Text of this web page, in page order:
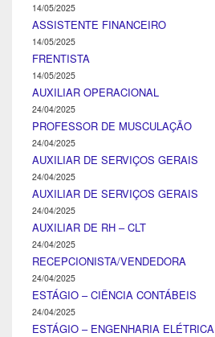
14/05/2025
ASSISTENTE FINANCEIRO
14/05/2025
FRENTISTA
14/05/2025
AUXILIAR OPERACIONAL
24/04/2025
PROFESSOR DE MUSCULAÇÃO
24/04/2025
AUXILIAR DE SERVIÇOS GERAIS
24/04/2025
AUXILIAR DE SERVIÇOS GERAIS
24/04/2025
AUXILIAR DE RH – CLT
24/04/2025
RECEPCIONISTA/VENDEDORA
24/04/2025
ESTÁGIO – CIÊNCIA CONTÁBEIS
24/04/2025
ESTÁGIO – ENGENHARIA ELÉTRICA